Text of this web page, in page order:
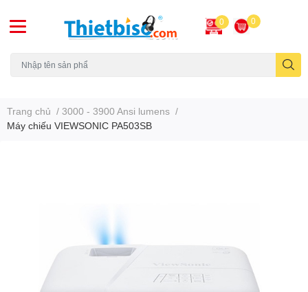
0 0
Trang chủ / 3000 - 3900 Ansi lumens /
Máy chiếu VIEWSONIC PA503SB